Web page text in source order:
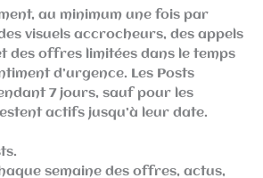
au minimum une fois par
visuels accrocheurs, des appels
des offres limitées dans le temps
d’urgence. Les Posts
7 jours, sauf pour les
actifs jusqu’à leur date.
semaine des offres, actus,